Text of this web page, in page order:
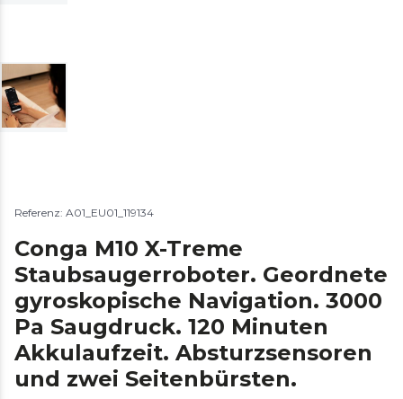
Referenz: A01_EU01_119134
Conga M10 X-Treme
Staubsaugerroboter. Geordnete
gyroskopische Navigation. 3000
Pa Saugdruck. 120 Minuten
Akkulaufzeit. Absturzsensoren
und zwei Seitenbürsten.